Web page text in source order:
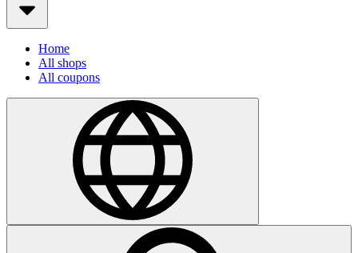
Home
All shops
All coupons